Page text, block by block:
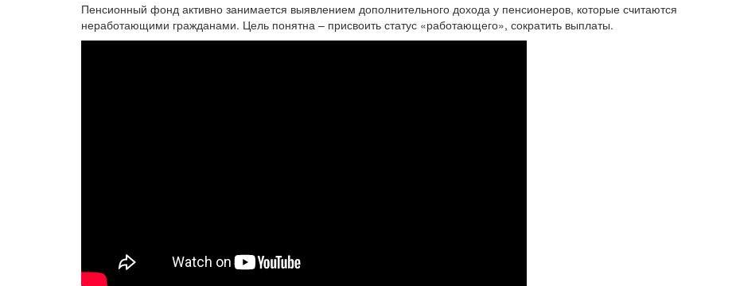
Пенсионный фонд активно занимается выявлением дополнительного дохода у пенсионеров, которые считаются
неработающими гражданами. Цель понятна – присвоить статус «работающего», сократить выплаты.